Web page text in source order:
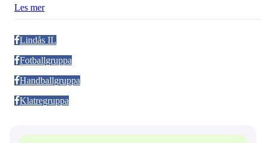
Les mer
Lindås IL
Fotballgruppa
Handballgruppa
Klatregruppa